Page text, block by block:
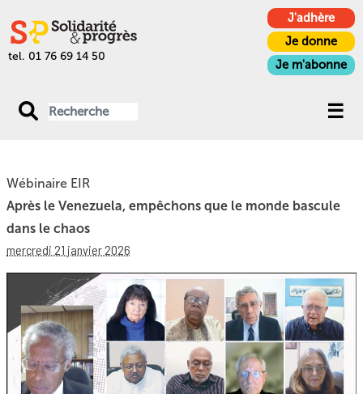
tel. 01 76 69 14 50
J'adhère
Je donne
Je m'abonne
Wébinaire EIR
Après le Venezuela, empêchons que le monde bascule
dans le chaos
mercredi 21 janvier 2026